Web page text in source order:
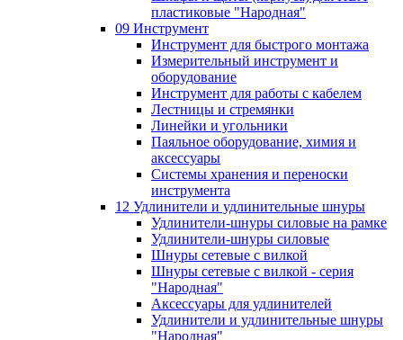
пластиковые "Народная"
09 Инструмент
Инструмент для быстрого монтажа
Измерительный инструмент и
оборудование
Инструмент для работы с кабелем
Лестницы и стремянки
Линейки и угольники
Паяльное оборудование, химия и
аксессуары
Системы хранения и переноски
инструмента
12 Удлинители и удлинительные шнуры
Удлинители-шнуры силовые на рамке
Удлинители-шнуры силовые
Шнуры сетевые с вилкой
Шнуры сетевые с вилкой - серия
"Народная"
Аксессуары для удлинителей
Удлинители и удлинительные шнуры
"Народная"